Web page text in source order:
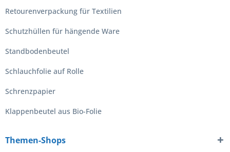
Retourenverpackung für Textilien
Schutzhüllen für hängende Ware
Standbodenbeutel
Schlauchfolie auf Rolle
Schrenzpapier
Klappenbeutel aus Bio-Folie
Themen-Shops